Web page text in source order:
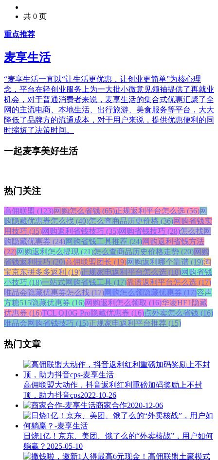
共 0 页
重点推荐
麦享生活
“麦享生活一直以“让生活更优惠，让创业更简单”为核心理
念，平台在轻创业服务上为一大批小微意见领袖提供了再就业
机会，对于普通消费者来说，麦享生活的集合式优惠汇聚了全
网的主流电商、本地生活、出行旅游、美食服务等平台，大大
降低了品牌方的流通成本，对于用户来说，提供优惠便利的同
时缩短了决策时间。
一起麦享美好生活
热门关注
高佣联盟 (123)网购怎么省钱 (65)正规返利平台怎么选 (56)网
购隐藏优惠券怎么找 (40)怎么查商品历史价格 (36)网购省钱实
用技巧 (35)网购返利省钱技巧 (35)网购省钱技巧 (28)怎么找网
购隐藏优惠券 (24)网购省钱工具推荐 (24)网购返利省钱方法
(22)网购返利怎么提现 (21)怎么查商品历史价格走势 (20)网购
省钱返利技巧 (20)高佣联盟团长 (19)网购返利哪个靠谱 (19)淘
宝京东拼多多返利 (19)正规家电返利平台怎么选 (18)网购省钱
小技巧 (18)一站式网购省钱工具 (17)靠谱返利平台怎么选 (17)
唯品会隐藏优惠券怎么找 (17)网购怎么领隐藏优惠券 (17)容声
方糖515隐藏优惠券 (16)网购返利怎么领取 (16)华凌HE1隐藏
优惠券 (16)TCL Q10G Pro隐藏优惠券 (16)点外卖怎么省钱 (16)
唯品会网购省钱技巧 (15)正规家电返利平台推荐 (15)
热门文章
高佣联盟大动作，抖音返利红利重磅加码奖励上不封
顶，助力抖音cps2022-10-26
商家合作2020-12-06
日烧1亿！京东、美团、饿了么的“外卖核战”，用户如何
躺赢？ 2025-05-10